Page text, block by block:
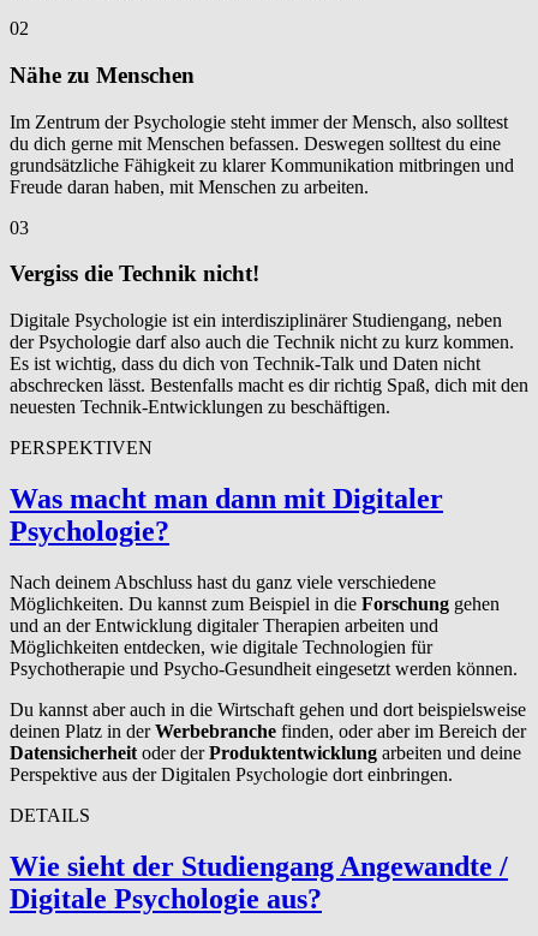
02
Nähe zu Menschen
Im Zentrum der Psychologie steht immer der Mensch, also solltest
du dich gerne mit Menschen befassen. Deswegen solltest du eine
grundsätzliche Fähigkeit zu klarer Kommunikation mitbringen und
Freude daran haben, mit Menschen zu arbeiten.
03
Vergiss die Technik nicht!
Digitale Psychologie ist ein interdisziplinärer Studiengang, neben
der Psychologie darf also auch die Technik nicht zu kurz kommen.
Es ist wichtig, dass du dich von Technik-Talk und Daten nicht
abschrecken lässt. Bestenfalls macht es dir richtig Spaß, dich mit den
neuesten Technik-Entwicklungen zu beschäftigen.
PERSPEKTIVEN
Was macht man dann mit Digitaler
Psychologie?
Nach deinem Abschluss hast du ganz viele verschiedene
Möglichkeiten. Du kannst zum Beispiel in die Forschung gehen
und an der Entwicklung digitaler Therapien arbeiten und
Möglichkeiten entdecken, wie digitale Technologien für
Psychotherapie und Psycho-Gesundheit eingesetzt werden können.
Du kannst aber auch in die Wirtschaft gehen und dort beispielsweise
deinen Platz in derWerbebranche finden, oder aber im Bereich der
Datensicherheit oder derProduktentwicklung arbeiten und deine
Perspektive aus der Digitalen Psychologie dort einbringen.
DETAILS
Wie sieht der Studiengang Angewandte /
Digitale Psychologie aus?